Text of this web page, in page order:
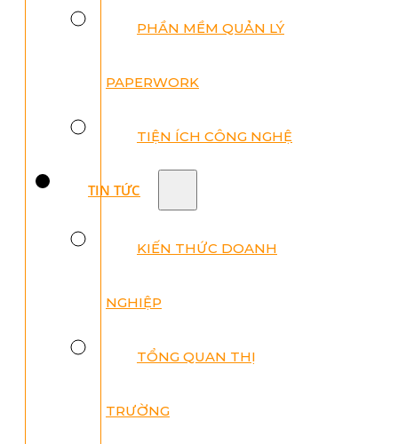
PHẦN MỀM QUẢN LÝ
PAPERWORK
TIỆN ÍCH CÔNG NGHỆ
TIN TỨC
KIẾN THỨC DOANH
NGHIỆP
TỔNG QUAN THỊ
TRƯỜNG